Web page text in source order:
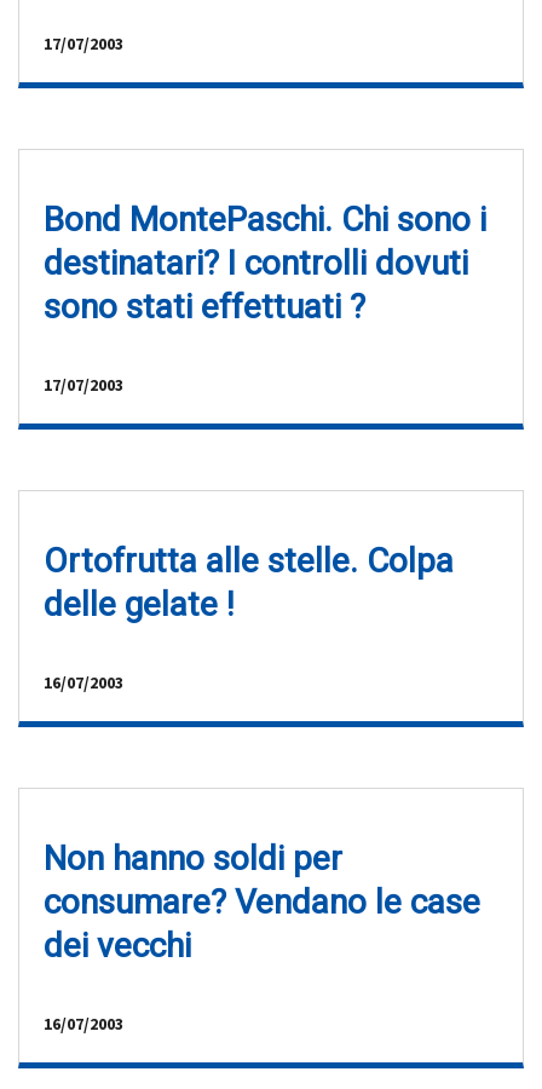
17/07/2003
Bond MontePaschi. Chi sono i
destinatari? I controlli dovuti
sono stati effettuati ?
17/07/2003
Ortofrutta alle stelle. Colpa
delle gelate !
16/07/2003
Non hanno soldi per
consumare? Vendano le case
dei vecchi
16/07/2003